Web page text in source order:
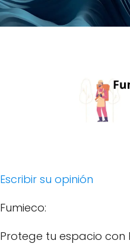
Escribir su opinión
Fumieco:
Protege tu espacio con